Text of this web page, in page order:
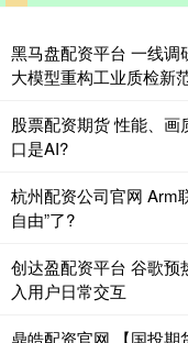
黑马盘配资平台 一线调
大模型重构工业质检新
股票配资期货 性能、画
口是AI?
杭州配资公司官网 Arm
自由”了?
创达盈配资平台 谷歌预
入用户日常交互
鼎皓配资官网 【国投期